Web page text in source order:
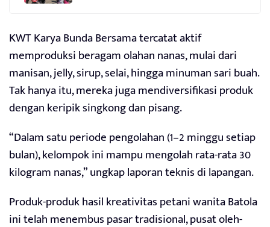
KWT Karya Bunda Bersama tercatat aktif
memproduksi beragam olahan nanas, mulai dari
manisan, jelly, sirup, selai, hingga minuman sari buah.
Tak hanya itu, mereka juga mendiversifikasi produk
dengan keripik singkong dan pisang.
“Dalam satu periode pengolahan (1–2 minggu setiap
bulan), kelompok ini mampu mengolah rata-rata 30
kilogram nanas,” ungkap laporan teknis di lapangan.
Produk-produk hasil kreativitas petani wanita Batola
ini telah menembus pasar tradisional, pusat oleh-